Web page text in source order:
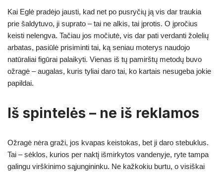
Kai Eglė pradėjo jausti, kad net po pusryčių ją vis dar traukia
prie šaldytuvo, ji suprato – tai ne alkis, tai įprotis. O įpročius
keisti nelengva. Tačiau jos močiutė, vis dar pati verdanti žolelių
arbatas, pasiūlė prisiminti tai, ką seniau moterys naudojo
natūraliai figūrai palaikyti. Vienas iš tų pamirštų metodų buvo
ožragė – augalas, kuris tyliai daro tai, ko kartais nesugeba jokie
papildai.
Iš spintelės – ne iš reklamos
Ožragė nėra graži, jos kvapas keistokas, bet ji daro stebuklus.
Tai – sėklos, kurios per naktį išmirkytos vandenyje, ryte tampa
galingu virškinimo sąjungininku. Ne kažkokiu burtu, o visiškai